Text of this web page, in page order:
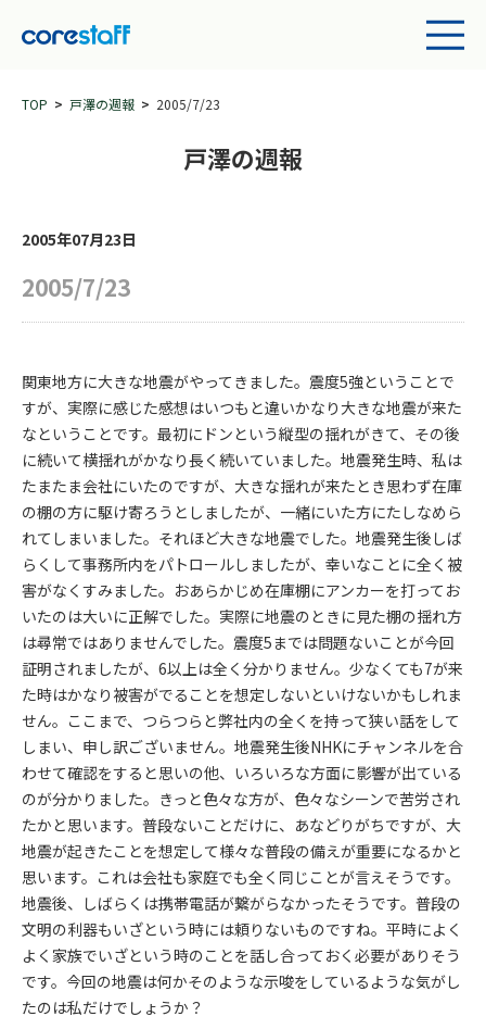
TOP 戸澤の週報 2005/7/23
戸澤の週報
2005年07月23日
2005/7/23
関東地方に大きな地震がやってきました。震度5強ということで
すが、実際に感じた感想はいつもと違いかなり大きな地震が来た
なということです。最初にドンという縦型の揺れがきて、その後
に続いて横揺れがかなり長く続いていました。地震発生時、私は
たまたま会社にいたのですが、大きな揺れが来たとき思わず在庫
の棚の方に駆け寄ろうとしましたが、一緒にいた方にたしなめら
れてしまいました。それほど大きな地震でした。地震発生後しば
らくして事務所内をパトロールしましたが、幸いなことに全く被
害がなくすみました。おあらかじめ在庫棚にアンカーを打ってお
いたのは大いに正解でした。実際に地震のときに見た棚の揺れ方
は尋常ではありませんでした。震度5までは問題ないことが今回
証明されましたが、6以上は全く分かりません。少なくても7が来
た時はかなり被害がでることを想定しないといけないかもしれま
せん。ここまで、つらつらと弊社内の全くを持って狭い話をして
しまい、申し訳ございません。地震発生後NHKにチャンネルを合
わせて確認をすると思いの他、いろいろな方面に影響が出ている
のが分かりました。きっと色々な方が、色々なシーンで苦労され
たかと思います。普段ないことだけに、あなどりがちですが、大
地震が起きたことを想定して様々な普段の備えが重要になるかと
思います。これは会社も家庭でも全く同じことが言えそうです。
地震後、しばらくは携帯電話が繋がらなかったそうです。普段の
文明の利器もいざという時には頼りないものですね。平時によく
よく家族でいざという時のことを話し合っておく必要がありそう
です。今回の地震は何かそのような示唆をしているような気がし
たのは私だけでしょうか？